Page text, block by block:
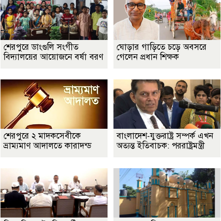
শেরপুরে ডাংগুলি সংগীত
বিদ্যালয়ের আয়োজনে বর্ষা বরণ
ঘোড়ার গাড়িতে চড়ে অবসরে
গেলেন প্রধান শিক্ষক
শেরপুরে ২ মাদকসেবীকে
ভ্রাম্যমাণ আদালতে কারাদন্ড
বাংলাদেশ-যুক্তরাষ্ট্র সম্পর্ক এখন
অত্যন্ত ইতিবাচক: পররাষ্ট্রমন্ত্রী